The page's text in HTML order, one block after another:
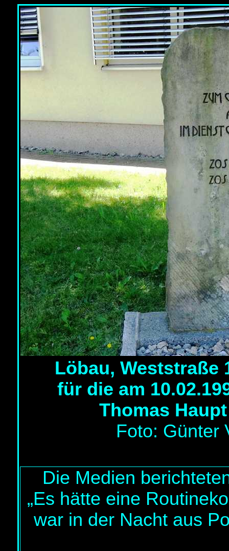
Löbau, Weststraße
für die am
Thomas
Foto: Günter
Die Medien
„Es hätte eine
war in der Nacht aus